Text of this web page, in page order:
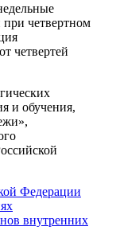
при четвертном
четвертей
и обучения,
Федерации
внутренних